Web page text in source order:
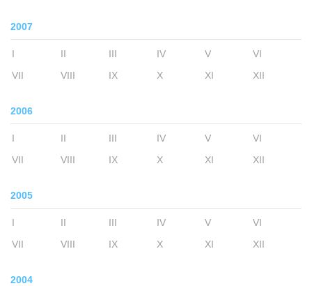
2007
I II III IV V
VI
VII
VIII IX X XI XII
2006
I II III IV V
VI
VII
VIII IX X XI XII
2005
I II III IV V
VI
VII
VIII IX X XI XII
2004